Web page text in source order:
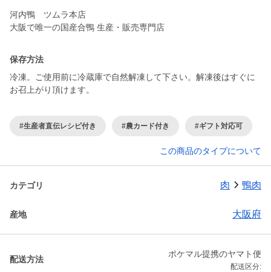
河内鴨 ツムラ本店
大阪で唯一の国産合鴨 生産・販売専門店
保存方法
冷凍。ご使用前に冷蔵庫で自然解凍して下さい。解凍後はすぐに
お召上がり頂けます。
#生産者直伝レシピ付き #農カード付き #ギフト対応可
この商品のタイプについて
カテゴリ 肉 鴨肉
産地 大阪府
配送方法
ポケマル提携のヤマト便
配送区分: